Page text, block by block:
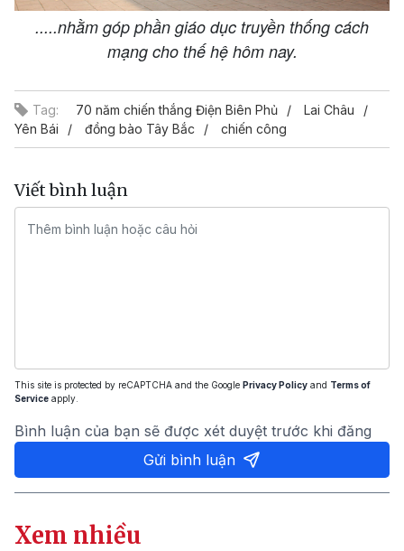
.....nhằm góp phần giáo dục truyền thống cách
mạng cho thế hệ hôm nay.
Tag: 70 năm chiến thắng Điện Biên Phủ
Lai Châu
Yên Bái
đồng bào Tây Bắc chiến công
Viết bình luận
This site is protected by reCAPTCHA and the Google Privacy Policy and Terms of
Service apply.
Bình luận của bạn sẽ được xét duyệt trước khi đăng
Gửi bình luận
Xem nhiều